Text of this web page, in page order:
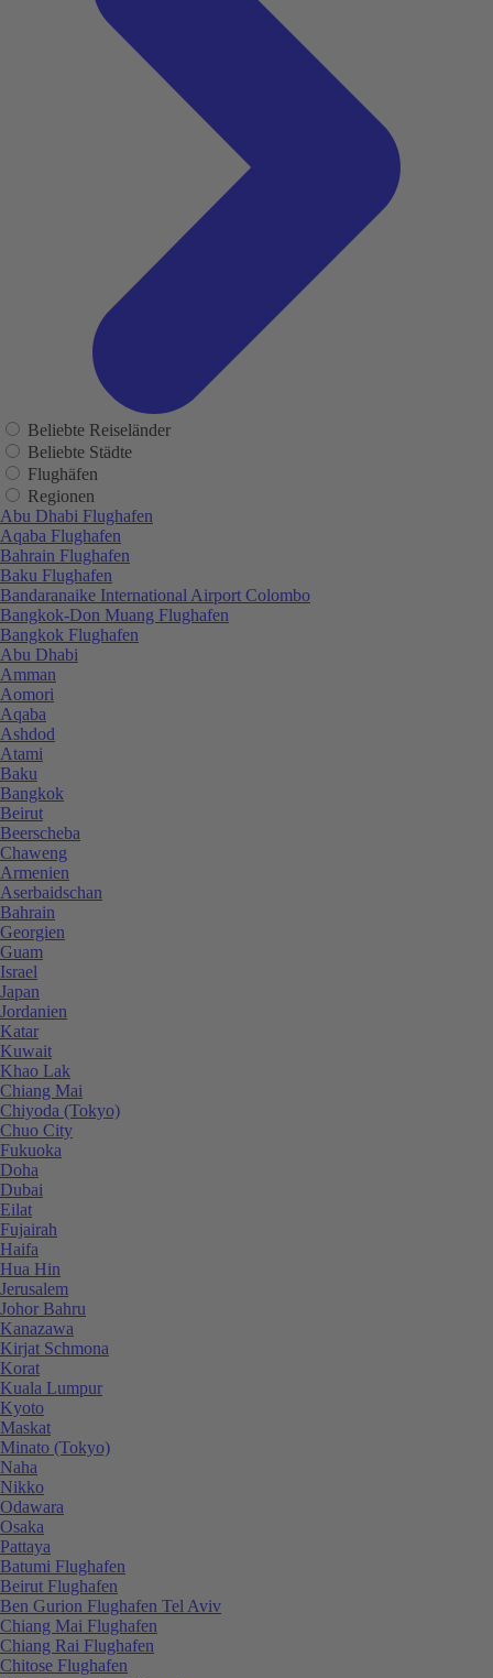
Beliebte Reiseländer
Beliebte Städte
Flughäfen
Regionen
Abu Dhabi Flughafen
Aqaba Flughafen
Bahrain Flughafen
Baku Flughafen
Bandaranaike International Airport Colombo
Bangkok-Don Muang Flughafen
Bangkok Flughafen
Abu Dhabi
Amman
Aomori
Aqaba
Ashdod
Atami
Baku
Bangkok
Beirut
Beerscheba
Chaweng
Armenien
Aserbaidschan
Bahrain
Georgien
Guam
Israel
Japan
Jordanien
Katar
Kuwait
Khao Lak
Chiang Mai
Chiyoda (Tokyo)
Chuo City
Fukuoka
Doha
Dubai
Eilat
Fujairah
Haifa
Hua Hin
Jerusalem
Johor Bahru
Kanazawa
Kirjat Schmona
Korat
Kuala Lumpur
Kyoto
Maskat
Minato (Tokyo)
Naha
Nikko
Odawara
Osaka
Pattaya
Batumi Flughafen
Beirut Flughafen
Ben Gurion Flughafen Tel Aviv
Chiang Mai Flughafen
Chiang Rai Flughafen
Chitose Flughafen